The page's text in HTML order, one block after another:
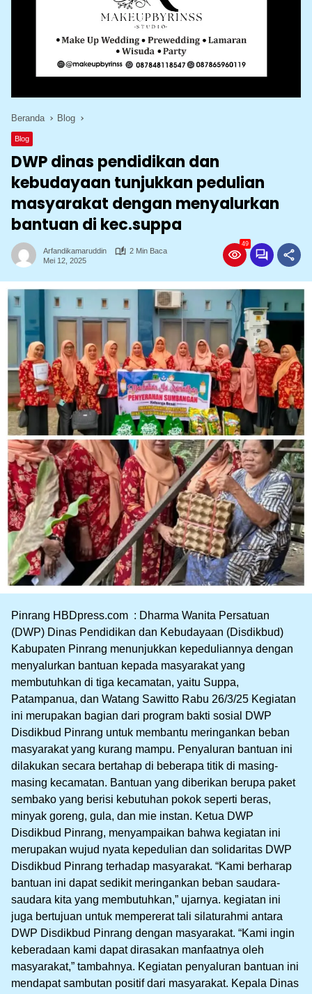
Beranda Blog
Blog
DWP dinas pendidikan dan
kebudayaan tunjukkan pedulian
masyarakat dengan menyalurkan
bantuan di kec.suppa
Arfandikamaruddin
2 Min Baca
Mei 12, 2025
49
Pinrang HBDpress.com : Dharma Wanita Persatuan
(DWP) Dinas Pendidikan dan Kebudayaan (Disdikbud)
Kabupaten Pinrang menunjukkan kepeduliannya dengan
menyalurkan bantuan kepada masyarakat yang
membutuhkan di tiga kecamatan, yaitu Suppa,
Patampanua, dan Watang Sawitto Rabu 26/3/25 Kegiatan
ini merupakan bagian dari program bakti sosial DWP
Disdikbud Pinrang untuk membantu meringankan beban
masyarakat yang kurang mampu. Penyaluran bantuan ini
dilakukan secara bertahap di beberapa titik di masing-
masing kecamatan. Bantuan yang diberikan berupa paket
sembako yang berisi kebutuhan pokok seperti beras,
minyak goreng, gula, dan mie instan. Ketua DWP
Disdikbud Pinrang, menyampaikan bahwa kegiatan ini
merupakan wujud nyata kepedulian dan solidaritas DWP
Disdikbud Pinrang terhadap masyarakat. “Kami berharap
bantuan ini dapat sedikit meringankan beban saudara-
saudara kita yang membutuhkan,” ujarnya. kegiatan ini
juga bertujuan untuk mempererat tali silaturahmi antara
DWP Disdikbud Pinrang dengan masyarakat. “Kami ingin
keberadaan kami dapat dirasakan manfaatnya oleh
masyarakat,” tambahnya. Kegiatan penyaluran bantuan ini
mendapat sambutan positif dari masyarakat. Kepala Dinas